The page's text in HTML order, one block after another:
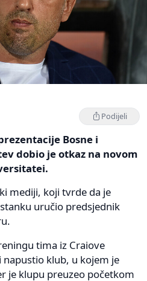
Podijeli
Bosne i
dobio je otkaz na novom
mediji, koji tvrde da je
uručio predsjednik
tima iz Craiove
klub, u kojem je
je klupu preuzeo početkom